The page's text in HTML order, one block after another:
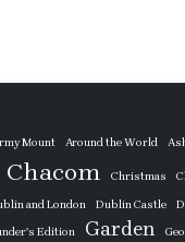
Mount Around the World
Chacom Christmas
and London Dublin Castle
Edition Garden